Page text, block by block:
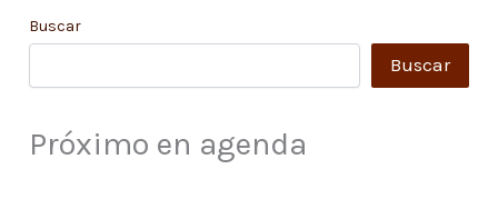
Buscar
Buscar
Próximo en agenda